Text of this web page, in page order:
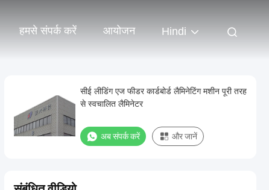
हमसे संपर्क करें आयोजन Hindi
सीई लीडिंग एज फीडर कार्डबोर्ड लैमिनेटिंग मशीन पूरी तरह
से स्वचालित लैमिनेटर
अब संपर्क करें और जानें